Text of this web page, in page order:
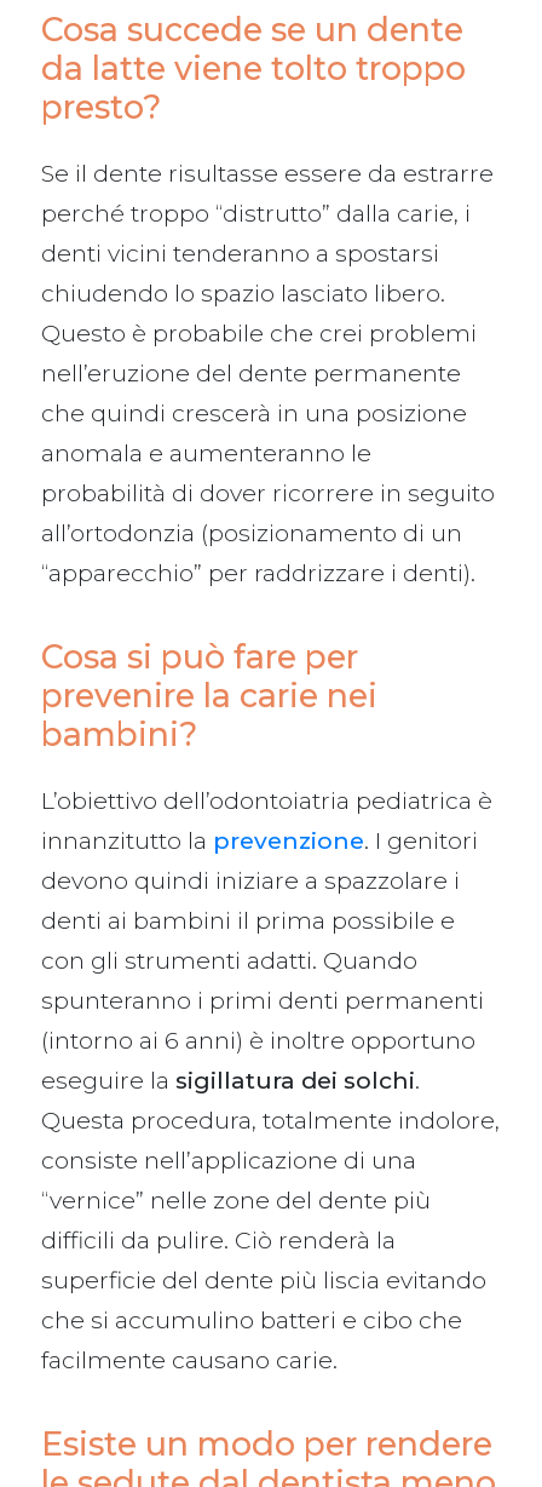
Cosa succede se un dente
da latte viene tolto troppo
presto?
Se il dente risultasse essere da estrarre
perché troppo “distrutto” dalla carie, i
denti vicini tenderanno a spostarsi
chiudendo lo spazio lasciato libero.
Questo è probabile che crei problemi
nell’eruzione del dente permanente
che quindi crescerà in una posizione
anomala e aumenteranno le
probabilità di dover ricorrere in seguito
all’ortodonzia (posizionamento di un
“apparecchio” per raddrizzare i denti).
Cosa si può fare per
prevenire la carie nei
bambini?
L’obiettivo dell’odontoiatria pediatrica è
innanzitutto la prevenzione. I genitori
devono quindi iniziare a spazzolare i
denti ai bambini il prima possibile e
con gli strumenti adatti. Quando
spunteranno i primi denti permanenti
(intorno ai 6 anni) è inoltre opportuno
eseguire lasigillatura dei solchi.
Questa procedura, totalmente indolore,
consiste nell’applicazione di una
“vernice” nelle zone del dente più
difficili da pulire. Ciò renderà la
superficie del dente più liscia evitando
che si accumulino batteri e cibo che
facilmente causano carie.
Esiste un modo per rendere